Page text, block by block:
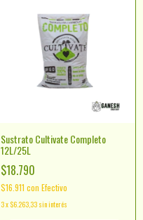
Sustrato Cultivate Completo
12L/25L
$18.790
$16.911 con Efectivo
3x $6.263,33 sin interés